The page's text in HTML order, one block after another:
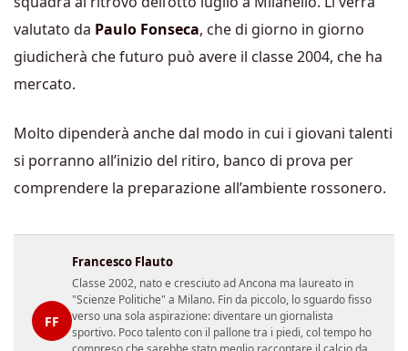
valutato da Paulo Fonseca, che di giorno in giorno
giudicherà che futuro può avere il classe 2004, che ha
mercato.
Molto dipenderà anche dal modo in cui i giovani talenti
si porranno all’inizio del ritiro, banco di prova per
comprendere la preparazione all’ambiente rossonero.
FF
Francesco Flauto
Classe 2002, nato e cresciuto ad Ancona ma laureato in
"Scienze Politiche" a Milano. Fin da piccolo, lo sguardo fisso
verso una sola aspirazione: diventare un giornalista
sportivo. Poco talento con il pallone tra i piedi, col tempo ho